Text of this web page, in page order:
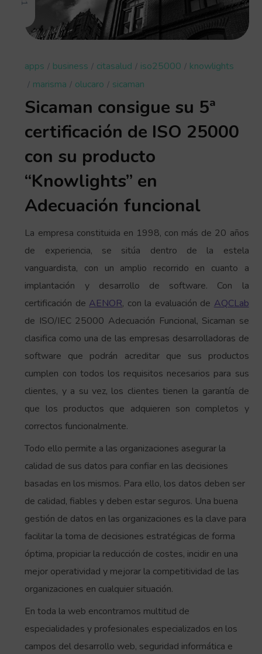
apps business citasalud iso25000
knowlights
marisma
olucaro sicaman
Sicaman consigue su 5ª
certificación de ISO 25000
con su producto
“Knowlights” en
Adecuación funcional
La empresa constituida en 1998, con más de 20 años
de experiencia, se sitúa dentro de la estela
vanguardista, con un amplio recorrido en cuanto a
implantación y desarrollo de software. Con la
certificación deAENOR, con la evaluación de AQCLab
de ISO/IEC 25000 Adecuación Funcional, Sicaman se
clasifica como una de las empresas desarrolladoras de
software que podrán acreditar que sus productos
cumplen con todos los requisitos necesarios para sus
clientes, y a su vez, los clientes tienen la garantía de
que los productos que adquieren son completos y
correctos funcionalmente.
Todo ello permite a las organizaciones asegurar la
calidad de sus datos para confiar en las decisiones
basadas en los mismos. Para ello, los datos deben ser
de calidad, fiables y deben estar seguros. Una buena
gestión de datos en las organizaciones es la clave para
facilitar la toma de decisiones estratégicas de forma
óptima, propiciar la reducción de costes, incidir en una
mejor operatividad y mejorar la competitividad de las
organizaciones en cualquier situación.
En toda la web encontramos multitud de
especialidades y profesionales especializados en los
campos del desarrollo web, seguridad informática e